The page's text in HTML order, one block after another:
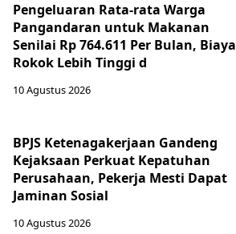
Pengeluaran Rata-rata Warga
Pangandaran untuk Makanan
Senilai Rp 764.611 Per Bulan, Biaya
Rokok Lebih Tinggi d
10 Agustus 2026
BPJS Ketenagakerjaan Gandeng
Kejaksaan Perkuat Kepatuhan
Perusahaan, Pekerja Mesti Dapat
Jaminan Sosial
10 Agustus 2026